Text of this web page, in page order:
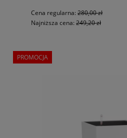
Cena regularna: 280,00 zł
Najniższa cena: 249,20 zł
PROMOCJA